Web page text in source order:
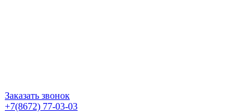
Заказать звонок
+7(8672) 77-03-03